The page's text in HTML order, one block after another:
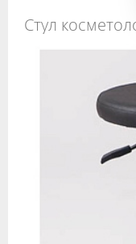
Стул